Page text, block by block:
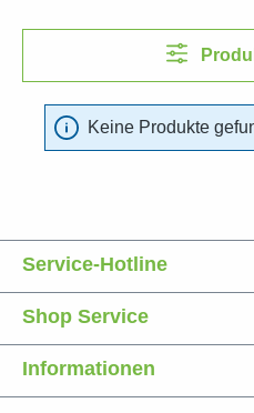
Keine Produkte
Service-Hotline
Shop Service
Informationen